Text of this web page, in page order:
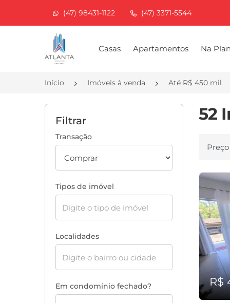
(47) 98431-1122 (47) 3371-5544
Página inicial
Casas Apartamentos Na
Início Imóveis à venda Até R$ 450 mil
Filtrar
Transação
Tipos de imóvel
Localidades
Em condomínio fechado?
52
R$